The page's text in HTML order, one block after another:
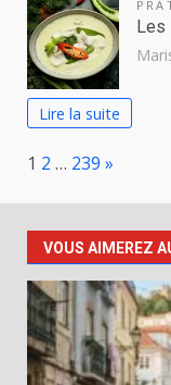
Les
Lire la suite
Page:
1 2 … 239 Next
»
VOUS AIMEREZ